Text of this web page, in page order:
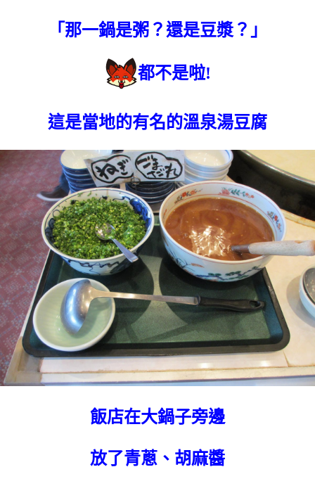
「那一鍋是粥？還是豆漿？」
都不是啦!
這是當地的有名的溫泉湯豆腐
飯店在大鍋子旁邊
放了青蔥、胡麻醬